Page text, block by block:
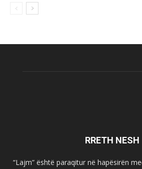
RRETH NESH
“Lajm” është paraqitur në hapësirën